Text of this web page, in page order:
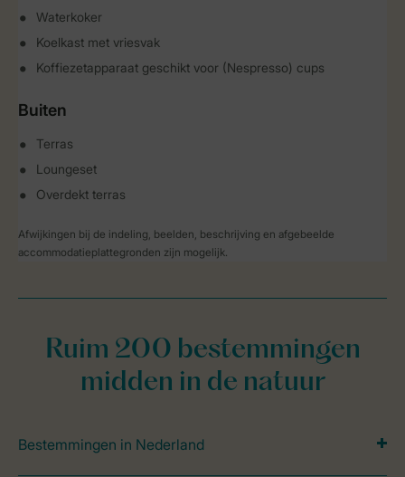
Waterkoker
Koelkast met vriesvak
Koffiezetapparaat geschikt voor (Nespresso) cups
Buiten
Terras
Loungeset
Overdekt terras
Afwijkingen bij de indeling, beelden, beschrijving en afgebeelde
accommodatieplattegronden zijn mogelijk.
Ruim 200 bestemmingen
midden in de natuur
Bestemmingen in Nederland